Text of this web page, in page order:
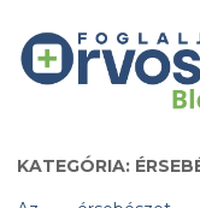
KATEGÓRIA: